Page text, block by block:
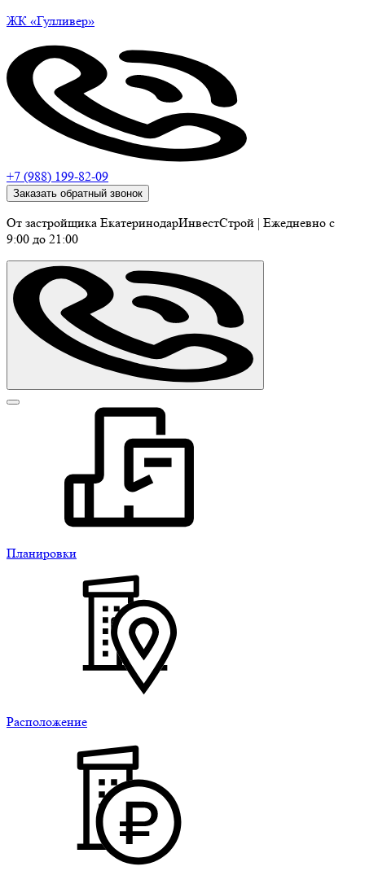
ЖК «Гулливер»
+7 (988) 199-82-09
Заказать обратный звонок
От застройщика ЕкатеринодарИнвестСтрой | Ежедневно c
9:00 до 21:00
Планировки
Расположение